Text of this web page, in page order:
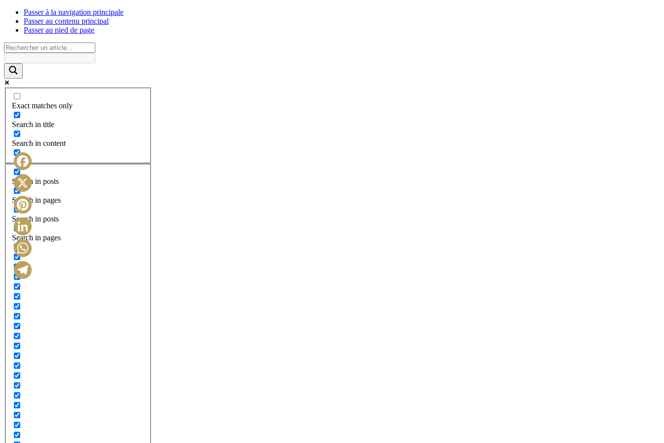
Passer à la navigation principale
Passer au contenu principal
Passer au pied de page
Exact matches only
Search in title
Search in content
Search in posts
Search in pages
Search in posts
Search in pages
Facebook
X
Pinterest
LinkedIn
WhatsApp
Telegram